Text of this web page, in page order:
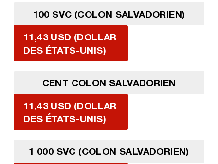
100 SVC (COLON SALVADORIEN)
11,43 USD (DOLLAR
DES ÉTATS-UNIS)
CENT COLON SALVADORIEN
11,43 USD (DOLLAR
DES ÉTATS-UNIS)
1 000 SVC (COLON SALVADORIEN)